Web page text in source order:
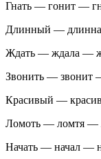
Гнать — гонит —
Длинный —
Ждать — ждала —
Звонить — звонит
Красивый —
Ломоть — ломтя —
Начать — начал —